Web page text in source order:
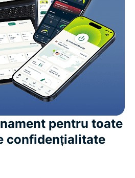
pentru toate
confidențialitate